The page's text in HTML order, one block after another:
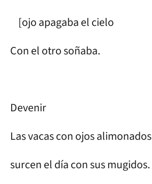
[ojo apagaba el cielo
Con el otro soñaba.
Devenir
Las vacas con ojos alimonados
surcen el día con sus mugidos.